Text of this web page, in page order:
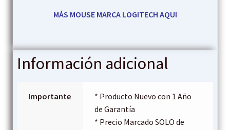
MÁS MOUSE MARCA LOGITECH AQUI
E
x
Información adicional
Importante
* Producto Nuevo con 1 Año
de Garantía
* Precio Marcado SOLO de